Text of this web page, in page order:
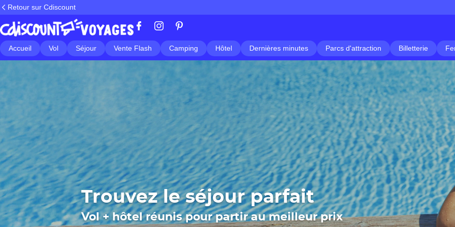
Retour sur Cdiscount
Accueil Vol Séjour Vente Flash Camping Hôtel Dernières minutes Parcs d'attraction Billetterie
Trouvez le séjour parfait
Vol + hôtel réunis pour partir au meilleur prix